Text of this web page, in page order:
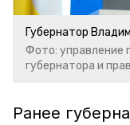
Губернатор
Фото: управление
губернатора и
Ранее